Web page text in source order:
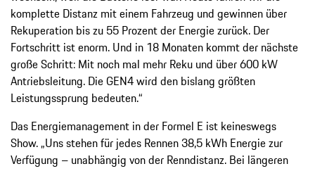
komplette Distanz mit einem Fahrzeug und gewinnen über
Rekuperation bis zu 55 Prozent der Energie zurück. Der
Fortschritt ist enorm. Und in 18 Monaten kommt der nächste
große Schritt: Mit noch mal mehr Reku und über 600 kW
Antriebsleitung. Die GEN4 wird den bislang größten
Leistungssprung bedeuten.“
Das Energiemanagement in der Formel E ist keineswegs
Show. „Uns stehen für jedes Rennen 38,5 kWh Energie zur
Verfügung – unabhängig von der Renndistanz. Bei längeren